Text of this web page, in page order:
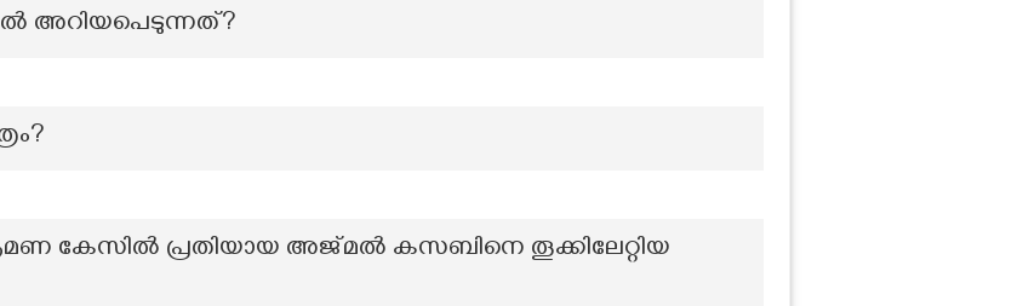
അറിയപെടുന്നത്?
കേസിൽ പ്രതിയായ അജ്മൽ കസബിനെ തൂക്കിലേറ്റിയ